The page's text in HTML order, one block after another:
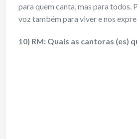
para quem canta, mas para todos.
voz também para viver e nos
10) RM: Quais as cantoras (es)